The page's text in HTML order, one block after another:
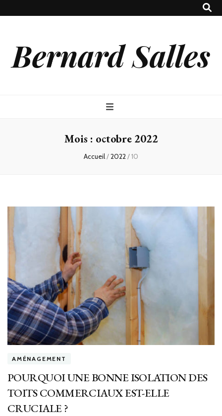
Bernard Salles
Mois : octobre 2022
Accueil/2022/10
AMÉNAGEMENT
POURQUOI UNE BONNE ISOLATION DES
TOITS COMMERCIAUX EST-ELLE
CRUCIALE ?